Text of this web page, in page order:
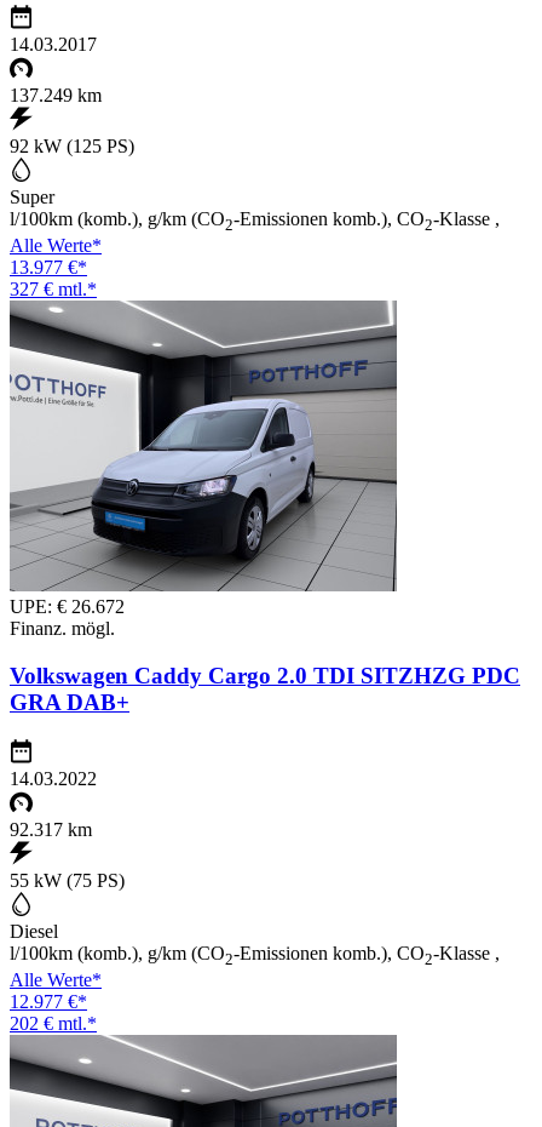
14.03.2017
137.249 km
92 kW (125 PS)
Super
l/100km (komb.), g/km (CO2-Emissionen komb.), CO2-Klasse ,
Alle Werte*
13.977 €*
327 € mtl.*
UPE: € 26.672
Finanz. mögl.
Volkswagen Caddy Cargo 2.0 TDI SITZHZG PDC
GRA DAB+
14.03.2022
92.317 km
55 kW (75 PS)
Diesel
l/100km (komb.), g/km (CO2-Emissionen komb.), CO2-Klasse ,
Alle Werte*
12.977 €*
202 € mtl.*